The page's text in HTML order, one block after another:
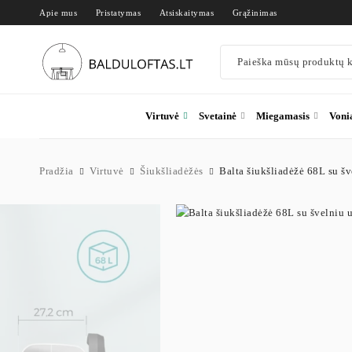
Apie mus Pristatymas Atsiskaitymas Grąžinimas
Virtuvė Svetainė Miegamasis
Pradžia Virtuvė Šiukšliadėžės Balta šiukšliadėžė 68L su